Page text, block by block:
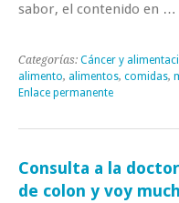
sabor, el contenido en …
Categorías: Cáncer y
alimento, alimentos, comidas,
Enlace permanente
Consulta a la
de colon y voy